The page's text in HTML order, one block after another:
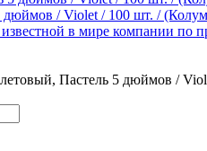
/ Violet / 100 шт. /
в мире компании по
Пастель 5 дюймов /